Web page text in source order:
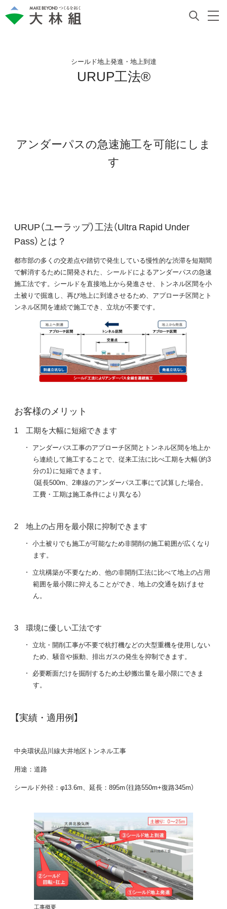
シールド地上発進・地上到達
URUP工法®
アンダーパスの急速施工を可能にしま
す
URUP（ユーラップ）工法（Ultra Rapid Under
Pass）とは？
都市部の多くの交差点や踏切で発生している慢性的な渋滞を短期間
で解消するために開発された、シールドによるアンダーパスの急速
施工法です。シールドを直接地上から発進させ、トンネル区間を小
土被りで掘進し、再び地上に到達させるため、アプローチ区間とト
ンネル区間を連続で施工でき、立坑が不要です。
お客様のメリット
工期を大幅に短縮できます
アンダーパス工事のアプローチ区間とトンネル区間を地上か
ら連続して施工することで、従来工法に比べ工期を大幅（約3
分の1）に短縮できます。
（延長500m、2車線のアンダーパス工事にて試算した場合。
工費・工期は施工条件により異なる）
地上の占用を最小限に抑制できます
小土被りでも施工が可能なため非開削の施工範囲が広くなり
ます。
立坑構築が不要なため、他の非開削工法に比べて地上の占用
範囲を最小限に抑えることができ、地上の交通を妨げませ
ん。
環境に優しい工法です
立坑・開削工事が不要で杭打機などの大型重機を使用しない
ため、騒音や振動、排出ガスの発生を抑制できます。
必要断面だけを掘削するため土砂搬出量を最小限にできま
す。
【実績・適用例】
中央環状品川線大井地区トンネル工事
用途：道路
シールド外径：φ13.6m、延長：895m（往路550m+復路345m）
工事概要